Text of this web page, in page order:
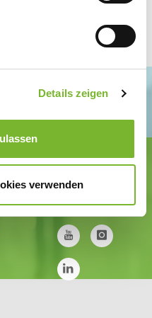
Details zeigen
verwenden